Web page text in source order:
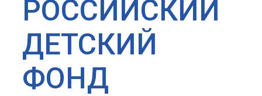
РОССИЙСКИЙ
ДЕТСКИЙ
ФОНД